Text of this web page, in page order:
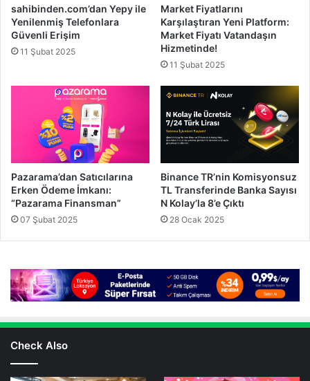
sahibinden.com’dan Yepy ile
Yenilenmiş Telefonlara
Güvenli Erişim
11 Şubat 2025
Market Fiyatlarını
Karşılaştıran Yeni Platform:
Market Fiyatı Vatandaşın
Hizmetinde!
11 Şubat 2025
Pazarama’dan Satıcılarına
Erken Ödeme İmkanı:
“Pazarama Finansman”
07 Şubat 2025
Binance TR’nin Komisyonsuz
TL Transferinde Banka Sayısı
N Kolay’la 8’e Çıktı
28 Ocak 2025
Check Also